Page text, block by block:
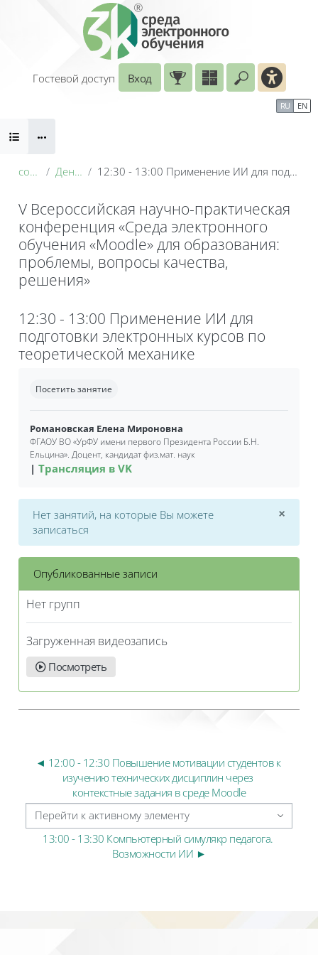
Перейти к основному содержанию
Введите
Гостевой доступ
Вход
RU EN
Блоки
conf_2026 День 1: 19 мая 12:30 - 13:00 Применение ИИ для подготовки электронных курсов по теоретической механике
V Всероссийская научно-практическая
конференция «Среда электронного
обучения «Moodle» для образования:
проблемы, вопросы качества,
решения»
12:30 - 13:00 Применение ИИ для
подготовки электронных курсов по
теоретической механике
Посетить занятие
Романовская Елена Мироновна
ФГАОУ ВО«УрФУ имени первого Президента России Б.Н.
Ельцина». Доцент, кандидат физ.мат. наук
Трансляция в VK
Нет занятий, на которые Вы можете
записаться
×
Опубликованные записи
Нет групп
Загруженная видеозапись
Посмотреть
◄ 12:00 - 12:30 Повышение мотивации студентов к
изучению технических дисциплин через
контекстные задания в среде Moodle
Перейти к активному элементу
13:00 - 13:30 Компьютерный симулякр педагога.
Возможности ИИ ►